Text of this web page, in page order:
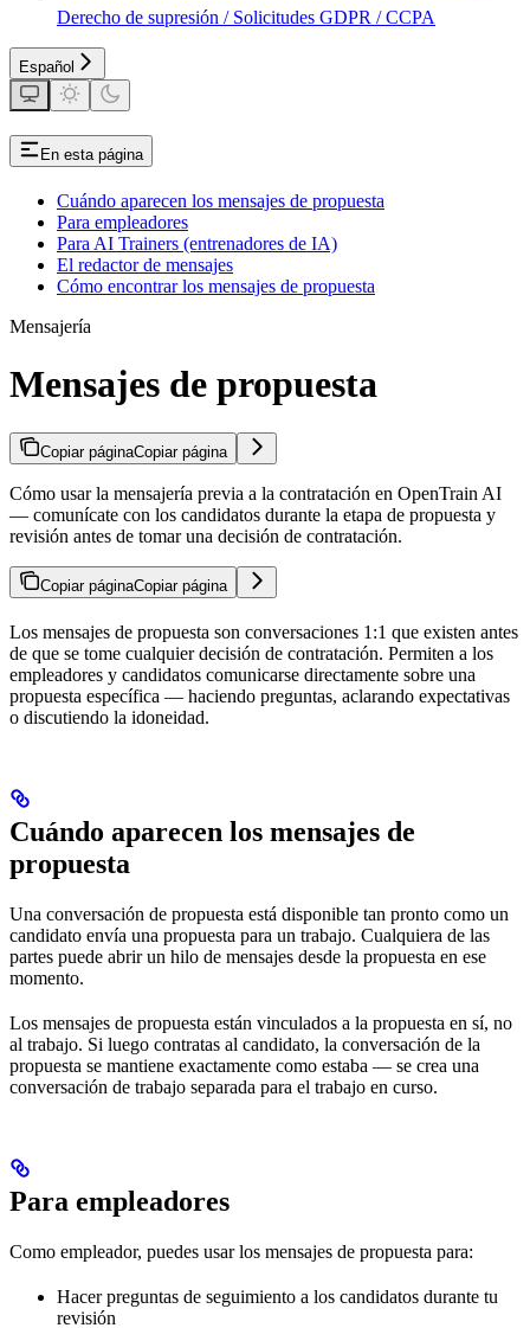
Derecho de supresión / Solicitudes GDPR / CCPA
Español
En esta página
Cuándo aparecen los mensajes de propuesta
Para empleadores
Para AI Trainers (entrenadores de IA)
El redactor de mensajes
Cómo encontrar los mensajes de propuesta
Mensajería
Mensajes de propuesta
Copiar páginaCopiar página
Cómo usar la mensajería previa a la contratación en OpenTrain AI
— comunícate con los candidatos durante la etapa de propuesta y
revisión antes de tomar una decisión de contratación.
Copiar páginaCopiar página
Los mensajes de propuesta son conversaciones 1:1 que existen antes
de que se tome cualquier decisión de contratación. Permiten a los
empleadores y candidatos comunicarse directamente sobre una
propuesta específica — haciendo preguntas, aclarando expectativas
o discutiendo la idoneidad.
Cuándo aparecen los mensajes de
propuesta
Una conversación de propuesta está disponible tan pronto como un
candidato envía una propuesta para un trabajo. Cualquiera de las
partes puede abrir un hilo de mensajes desde la propuesta en ese
momento.
Los mensajes de propuesta están vinculados a la propuesta en sí, no
al trabajo. Si luego contratas al candidato, la conversación de la
propuesta se mantiene exactamente como estaba — se crea una
conversación de trabajo separada para el trabajo en curso.
Para empleadores
Como empleador, puedes usar los mensajes de propuesta para:
Hacer preguntas de seguimiento a los candidatos durante tu
revisión